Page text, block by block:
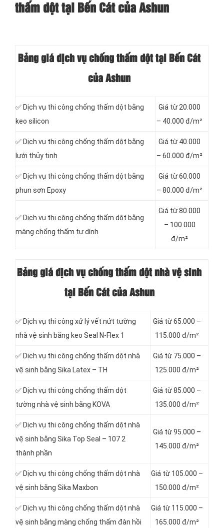
thấm dột tại Bến Cát của Ashun
Bảng giá dịch vụ chống thấm dột tại Bến Cát
của Ashun
✅ Dịch vụ thi công chống thấm dột bằng
keo silicon
Giá từ 20.000
– 40.000 đ/m²
✅ Dịch vụ thi công chống thấm dột bằng
lưới thủy tinh
Giá từ 40.000
– 60.000 đ/m²
✅ Dịch vụ thi công chống thấm dột bằng
phun sơn Epoxy
Giá từ 60.000
– 80.000 đ/m²
✅ Dịch vụ thi công chống thấm dột bằng
màng chống thấm tự dính
Giá từ 80.000
– 100.000
đ/m²
Bảng giá dịch vụ chống thấm dột nhà vệ sinh
tại Bến Cát của Ashun
✅ Dịch vụ thi công xử lý vết nứt tường
nhà vệ sinh bằng keo Seal N-Flex 1
Giá từ 65.000 –
115.000 đ/m²
✅ Dịch vụ thi công chống thấm dột nhà
vệ sinh bằng Sika Latex – TH
Giá từ 75.000 –
125.000 đ/m²
✅ Dịch vụ thi công chống thấm dột
tường nhà vệ sinh bằng KOVA
Giá từ 85.000 –
135.000 đ/m²
✅ Dịch vụ thi công chống thấm dột nhà
vệ sinh bằng Sika Top Seal – 107 2
thành phần
Giá từ 95.000 –
145.000 đ/m²
✅ Dịch vụ thi công chống thấm dột nhà
vệ sinh bằng Sika Maxbon
Giá từ 105.000 –
150.000 đ/m²
✅ Dịch vụ thi công chống thấm dột nhà
vệ sinh bằng màng chống thấm đàn hồi
Giá từ 115.000 –
165.000 đ/m²